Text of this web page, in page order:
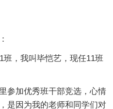
班，我叫毕恺艺，现任11班
参加优秀班干部竞选，心情
是因为我的老师和同学们对